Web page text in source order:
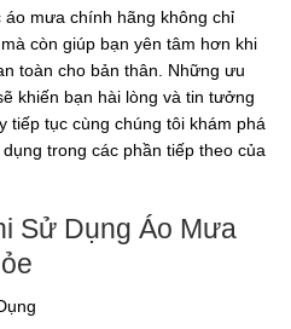
mưa chính hãng không chỉ
còn giúp bạn yên tâm hơn khi
toàn cho bản thân. Những ưu
khiến bạn hài lòng và tin tưởng
tiếp tục cùng chúng tôi khám phá
trong các phần tiếp theo của
Sử Dụng Áo Mưa